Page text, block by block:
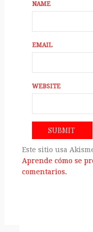
NAME
EMAIL
WEBSITE
Este sitio usa
Aprende cómo se
comentarios.